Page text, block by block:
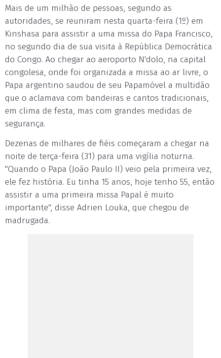
Mais de um milhão de pessoas, segundo as
autoridades, se reuniram nesta quarta-feira (1º) em
Kinshasa para assistir a uma missa do Papa Francisco,
no segundo dia de sua visita à República Democrática
do Congo. Ao chegar ao aeroporto N'dolo, na capital
congolesa, onde foi organizada a missa ao ar livre, o
Papa argentino saudou de seu Papamóvel a multidão
que o aclamava com bandeiras e cantos tradicionais,
em clima de festa, mas com grandes medidas de
segurança.
Dezenas de milhares de fiéis começaram a chegar na
noite de terça-feira (31) para uma vigília noturna.
"Quando o Papa (João Paulo II) veio pela primeira vez,
ele fez história. Eu tinha 15 anos, hoje tenho 55, então
assistir a uma primeira missa Papal é muito
importante", disse Adrien Louka, que chegou de
madrugada.